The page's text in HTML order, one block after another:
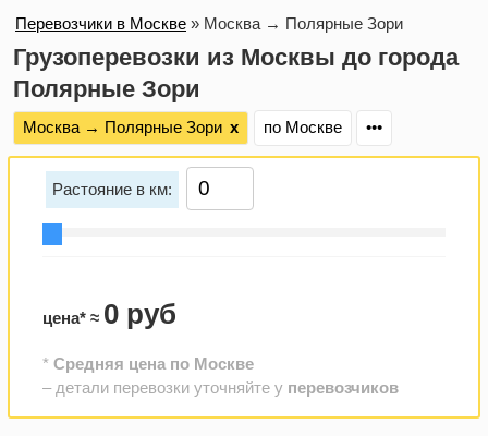
Перевозчики в Москве » Москва → Полярные Зори
Грузоперевозки из Москвы до города
Полярные Зори
Москва → Полярные Зори х по Москве •••
Растояние в км:
цена* ≈ 0 руб
* Средняя цена по Москве
– детали перевозки уточняйте у перевозчиков